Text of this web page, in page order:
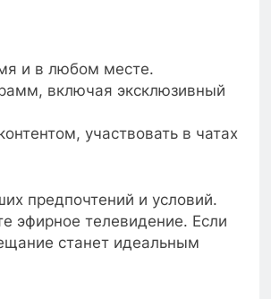
и в любом месте.
включая эксклюзивный
участвовать в чатах
предпочтений и условий.
эфирное телевидение. Если
станет идеальным